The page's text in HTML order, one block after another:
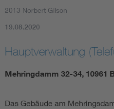
2013 Norbert Gilson
19.08.2020
Hauptverwaltung
Mehringdamm 32-34, 10961
Das Gebäude am